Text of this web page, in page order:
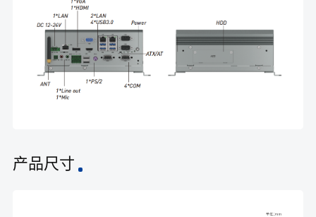
产品尺寸